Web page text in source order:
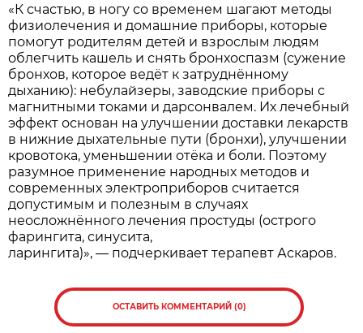
«К счастью, в ногу со временем шагают методы
физиолечения и домашние приборы, которые
помогут родителям детей и взрослым людям
облегчить кашель и снять бронхоспазм (сужение
бронхов, которое ведёт к затруднённому
дыханию): небулайзеры, заводские приборы с
магнитными токами и дарсонвалем. Их лечебный
эффект основан на улучшении доставки лекарств
в нижние дыхательные пути (бронхи), улучшении
кровотока, уменьшении отёка и боли. Поэтому
разумное применение народных методов и
современных электроприборов считается
допустимым и полезным в случаях
неосложнённого лечения простуды (острого
фарингита, синусита,
ларингита)», — подчеркивает терапевт Аскаров.
ОСТАВИТЬ КОММЕНТАРИЙ (0)